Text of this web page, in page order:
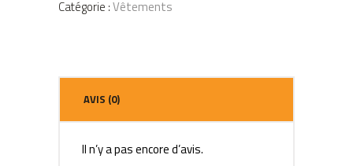
Catégorie :Vêtements
AVIS (0)
Il n’y a pas encore d’avis.